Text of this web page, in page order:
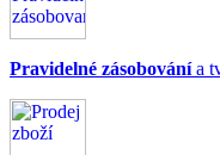
Pravidelné zásobovánía